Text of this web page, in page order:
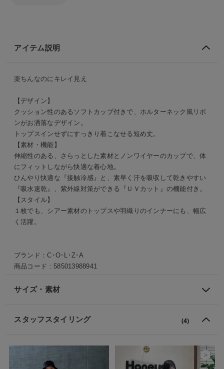
アイテム説明
楽ちんなのにキレイ見え
【デザイン】
クッション性のあるソフトカップ付きで、ホルターネック風リボ
ンがお洒落なデザイン。
トップスインせずにすっきり着こなせる短め丈。
【素材・機能】
伸縮性のある、さらっとした素材とノンワイヤーのカップで、体
にフィットしながら快適な着心地。
ひんやり快適な『接触冷感』と、素早く汗を吸収して乾きやすい
『吸水速乾』、紫外線対策ができる『ＵＶカット』の機能付き。
【スタイル】
１枚でも、シアー素材のトップスや羽織りのインナーにも、幅広
く活躍。
ブランド：C･O･L･Z･A
商品コード : 585013988941
サイズ・素材
スタッフスタイリング (4)